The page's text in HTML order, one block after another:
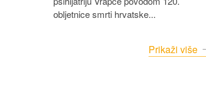
obljetnice smrti hrvatske...
Prikaži više